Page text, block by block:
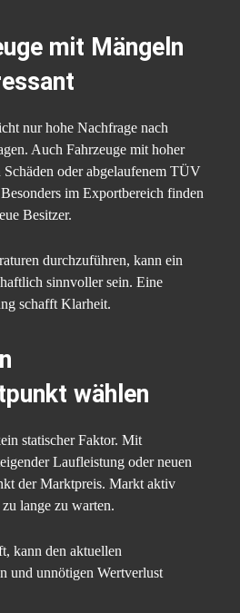
mit Mängeln
nur hohe Nachfrage nach
Auch Fahrzeuge mit hoher
oder abgelaufenem TÜV
im Exportbereich finden
Besitzer.
durchzuführen, kann ein
sinnvoller sein. Eine
schafft Klarheit.
wählen
statischer Faktor. Mit
Laufleistung oder neuen
der Marktpreis. Markt aktiv
lange zu warten.
kann den aktuellen
und unnötigen Wertverlust